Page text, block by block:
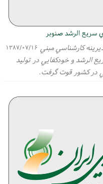
سريع الرشد صنوبر
۱۳۸۷/۰۷/۱۶ كارشناسي مبني
الرشد و خودكفايي در توليد
در كشور قوت گرفت.